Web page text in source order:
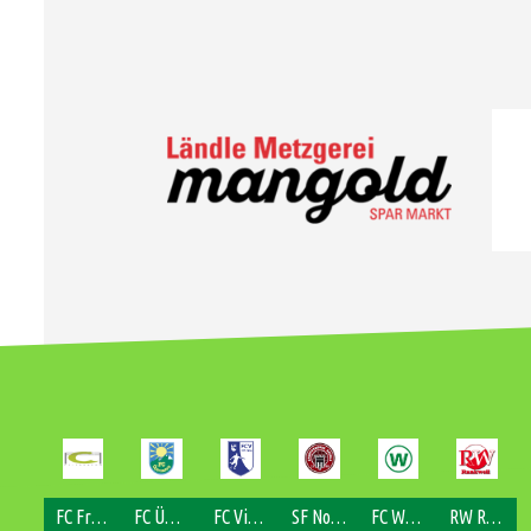
FC Fraxern FC Übersaxen FC Viktorsberg SF Nofels FC Weiler RW Rankweil